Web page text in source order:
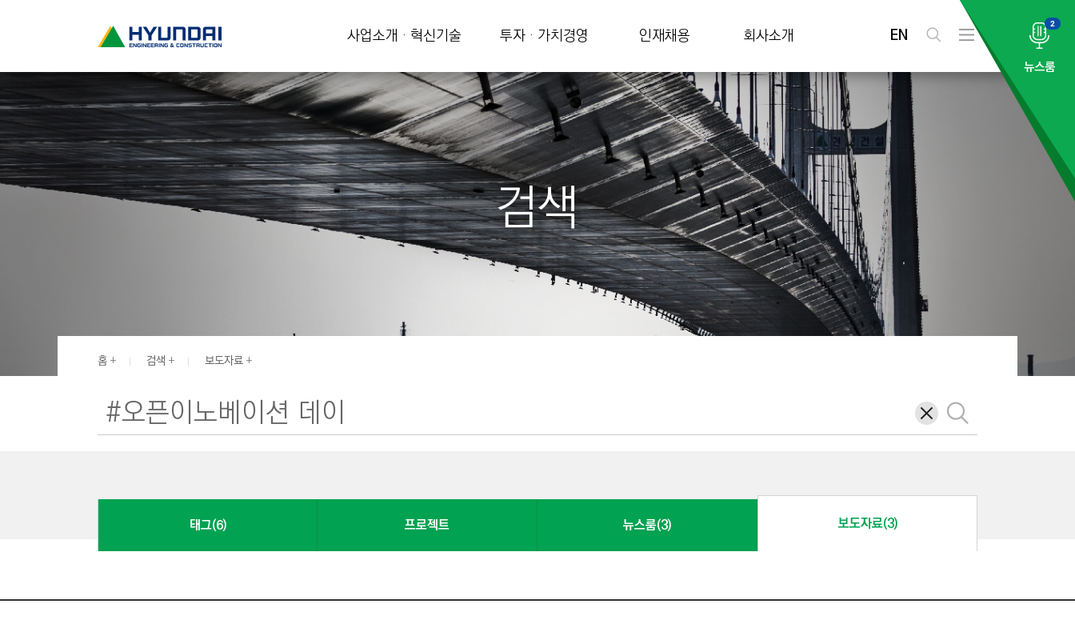
현
건
설
H
Y
U
N
G
N
&
O
사업소개 · 혁신기술 투자 · 가치경영 인재채용 회사소개 EN
검
전
메
2
뉴스룸
검색
홈 검색 보도자료
삭
제
검
색
태그(6) 프로젝트 뉴스룸(3) 보도자료(3)